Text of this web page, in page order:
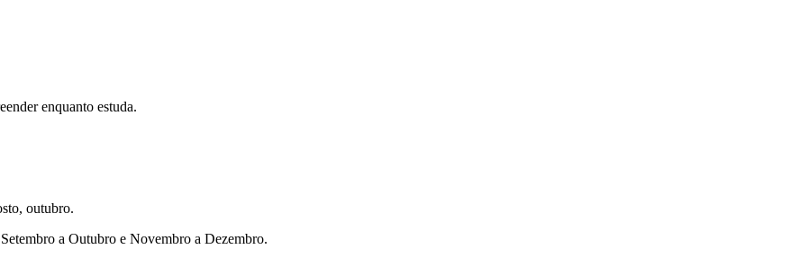
enquanto estuda.
outubro.
a Outubro e Novembro a Dezembro.